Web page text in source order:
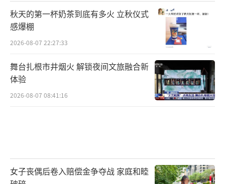
秋天的第一杯奶茶到底有多火 立秋仪式
感爆棚
2026-08-07 22:27:33
舞台扎根市井烟火 解锁夜间文旅融合新
体验
2026-08-07 08:41:16
女子丧偶后卷入赔偿金争夺战 家庭和睦